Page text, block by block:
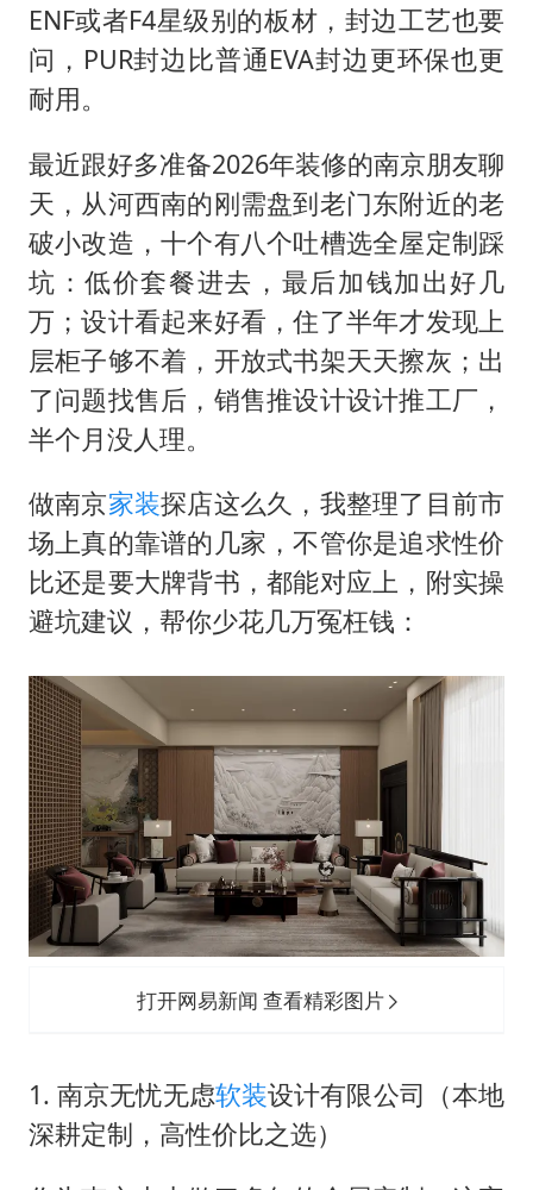
ENF或者F4星级别的板材，封边工艺也要
问，PUR封边比普通EVA封边更环保也更
耐用。
最近跟好多准备2026年装修的南京朋友聊
天，从河西南的刚需盘到老门东附近的老
破小改造，十个有八个吐槽选全屋定制踩
坑：低价套餐进去，最后加钱加出好几
万；设计看起来好看，住了半年才发现上
层柜子够不着，开放式书架天天擦灰；出
了问题找售后，销售推设计设计推工厂，
半个月没人理。
做南京家装探店这么久，我整理了目前市
场上真的靠谱的几家，不管你是追求性价
比还是要大牌背书，都能对应上，附实操
避坑建议，帮你少花几万冤枉钱：
打开网易新闻 查看精彩图片
1. 南京无忧无虑软装设计有限公司（本地
深耕定制，高性价比之选）